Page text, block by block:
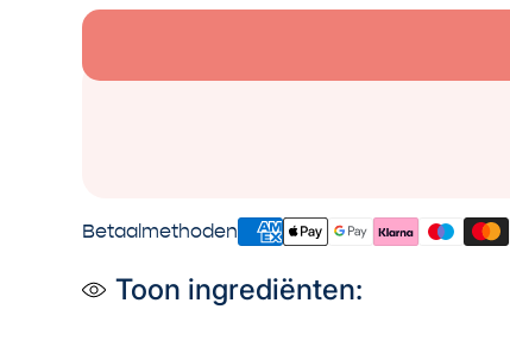
Betaalmethoden
Toon ingrediënten: